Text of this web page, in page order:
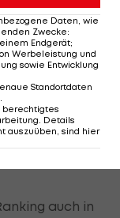
"Phasenweise
und
summiert."
Tiger
der als 37.
Punkte
13)
auch in
Daten, wie
Zwecke:
Endgerät;
Werbeleistung und
sowie Entwicklung
Standortdaten
berechtigtes
Details
auszuüben, sind hier